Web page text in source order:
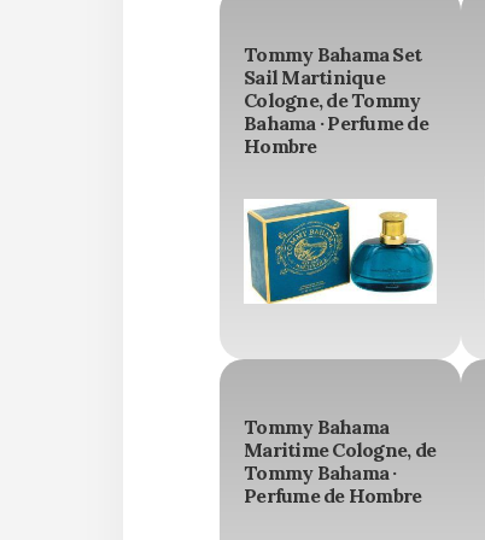
Tommy Bahama Set
Sail Martinique
Cologne, de Tommy
Bahama · Perfume de
Hombre
Tommy Bahama
Maritime Cologne, de
Tommy Bahama ·
Perfume de Hombre